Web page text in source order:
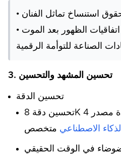
حقوق استنساخ تماثل الفنان •
الظهور بعد الموت •
الصناعة للتوأمة الرقمية
3. تحسين المشهد والتحسين
تحسين الدقة
الاصطناعي متخصص
في الوقت الحقيقي